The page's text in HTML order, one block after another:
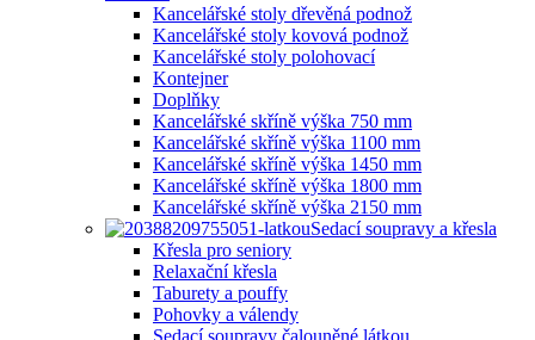
Kancelářské stoly dřevěná podnož
Kancelářské stoly kovová podnož
Kancelářské stoly polohovací
Kontejner
Doplňky
Kancelářské skříně výška 750 mm
Kancelářské skříně výška 1100 mm
Kancelářské skříně výška 1450 mm
Kancelářské skříně výška 1800 mm
Kancelářské skříně výška 2150 mm
Sedací soupravy a křesla
Křesla pro seniory
Relaxační křesla
Taburety a pouffy
Pohovky a válendy
Sedací soupravy čalouněné látkou